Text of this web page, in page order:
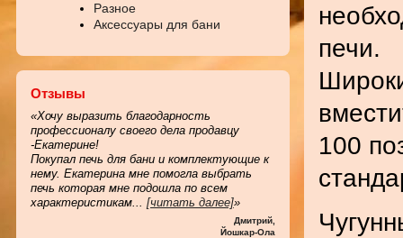
Разное
Аксессуары для бани
Отзывы
«Хочу выразить благодарность
профессионалу своего дела продавцу
-Екатерине!
Покупал печь для бани и комплектующие к
нему. Екатерина мне помогла выбрать
печь которая мне подошла по всем
характеристикам... [читать далее]»
Дмитрий,
Йошкар-Ола
печи.
100